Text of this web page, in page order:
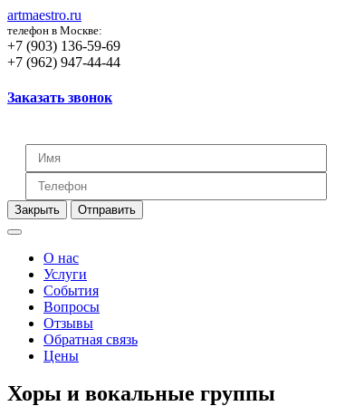
artmaestro.ru
телефон в Москве:
+7 (903) 136-59-69
+7 (962) 947-44-44
Заказать звонок
Закрыть Отправить
О нас
Услуги
События
Вопросы
Отзывы
Обратная связь
Цены
Хоры и вокальные группы